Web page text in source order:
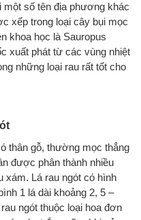
số tên địa phương khác
xếp trong loại cây bụi mọc
khoa học là Sauropus
xuất phát từ các vùng nhiệt
những loại rau rất tốt cho
thân gỗ, thường mọc thẳng
được phân thành nhiều
xám. Lá rau ngót có hình
1 lá dài khoảng 2, 5 –
ngót thuộc loại hoa đơn